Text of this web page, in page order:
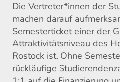
Die Vertreter*innen der
machen darauf
Semesterticket einer der
Attraktivitätsniveau des
Rostock ist. Ohne
rückläufige